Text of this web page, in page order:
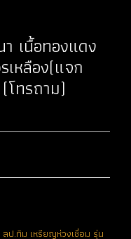
เนื้อทองแดง
เหลือง(แจก
โทรถาม)
ลป.ทิม เหรียญห่วงเชื่อม รุ่น